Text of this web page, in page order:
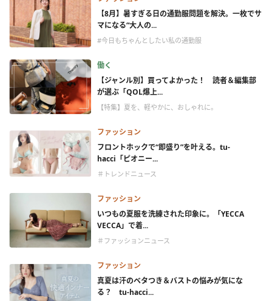
【8月】暑すぎる日の通勤服問題を解決。一枚でサ
マになる“大人の...
#今日もちゃんとしたい私の通勤服
働く
【ジャンル別】買ってよかった！ 読者＆編集部
が選ぶ「QOL爆上...
【特集】夏を、軽やかに、おしゃれに。
ファッション
フロントホックで“即盛り”を叶える。tu-
hacci「ピオニー...
＃トレンドニュース
ファッション
いつもの夏服を洗練された印象に。「YECCA
VECCA」で着...
＃ファッションニュース
ファッション
真夏は汗のベタつき＆バストの悩みが気にな
る？ tu-hacci...